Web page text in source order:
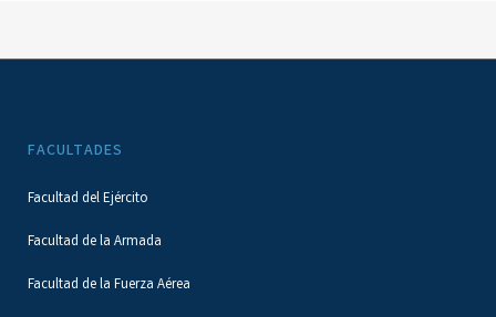
FACULTADES
Facultad del Ejército
Facultad de la Armada
Facultad de la Fuerza Aérea